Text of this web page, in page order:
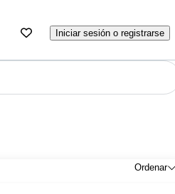
Iniciar sesión o registrarse
Ordenar